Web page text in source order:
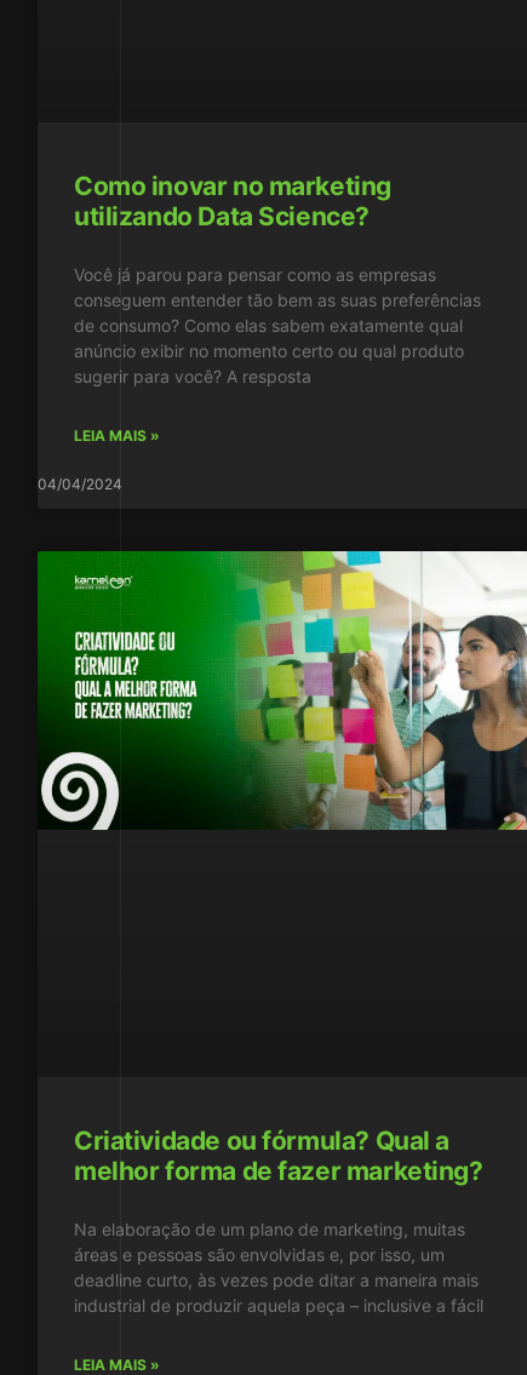
Como inovar no marketing
utilizando Data Science?
Você já parou para pensar como as empresas
conseguem entender tão bem as suas preferências
de consumo? Como elas sabem exatamente qual
anúncio exibir no momento certo ou qual produto
sugerir para você? A resposta
LEIA MAIS »
04/04/2024
Criatividade ou fórmula? Qual a
melhor forma de fazer marketing?
Na elaboração de um plano de marketing, muitas
áreas e pessoas são envolvidas e, por isso, um
deadline curto, às vezes pode ditar a maneira mais
industrial de produzir aquela peça – inclusive a fácil
LEIA MAIS »